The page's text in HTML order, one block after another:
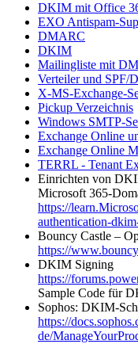
DKIM mit Office
EXO Antispam-
DMARC
DKIM
Mailingliste mit
Verteiler und
X-MS-Exchange-
Pickup Verzeichnis
Windows SMTP-
Exchange Online
Exchange Online
TERRL - Tenant
Einrichten von
Microsoft 365-
https://
authentication-
Bouncy Castle –
https://
DKIM Signing
https://
Sample Code für
Sophos: DKIM-
https://
de/